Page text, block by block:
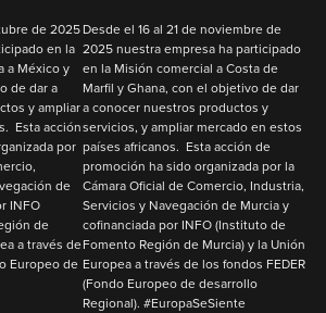
de 2025
en la
a México y
dedar a
y ampliar
Esta acción
por
de
INFO
de
a través de
Europeo de
Desde el 16 al 21 de noviembre de
2025 nuestra empresa ha participado
en la Misión comercial a Costa de
Marfil y Ghana, con el objetivo dedar
a conocer nuestros productos y
servicios, y ampliar mercado en estos
países africanos. Esta acción de
promoción ha sido organizada por la
Cámara Oficial de Comercio, Industria,
Servicios y Navegación de Murcia y
cofinanciada por INFO(Instituto de
Fomento Región de Murcia) y la Unión
Europeaa través de los fondos FEDER
(Fondo Europeo de desarrollo
Regional). #EuropaSeSiente